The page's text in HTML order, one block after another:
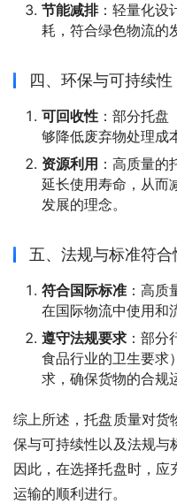
节能减排：轻量化设
耗，符合绿色物流的
四、环保与可持续性
可回收性 ：部分托
够降低废弃物处理成
资源利用 ：高质量
延长使用寿命，从而
发展的理念。
五、法规与标准符合
符合国际标准 ：高
在国际物流中使用和
遵守法规要求 ：部
食品行业的卫生要求
求，确保货物的合规
综上所述，托盘质量对货
保与可持续性以及法规与
因此，在选择托盘时，应
运输的顺利进行。